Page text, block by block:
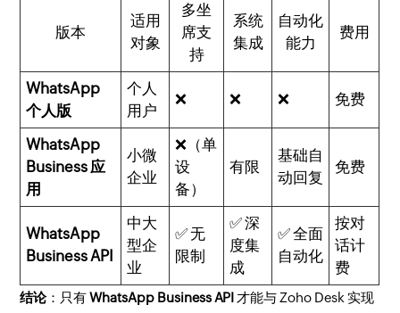
版本
适用
对象
多坐
席支
持
系统
集成
自动化
能力
费用
WhatsApp
个人版
个人
用户
❌ ❌ ❌ 免费
WhatsApp
Business 应
用
小微
企业
❌（单
设
备）
有限
基础自
动回复
免费
WhatsApp
Business API
中大
型企
业
✅ 无
限制
✅ 深
度集
成
✅ 全面
自动化
按对
话计
费
结论：只有WhatsApp Business API 才能与 Zoho Desk 实现